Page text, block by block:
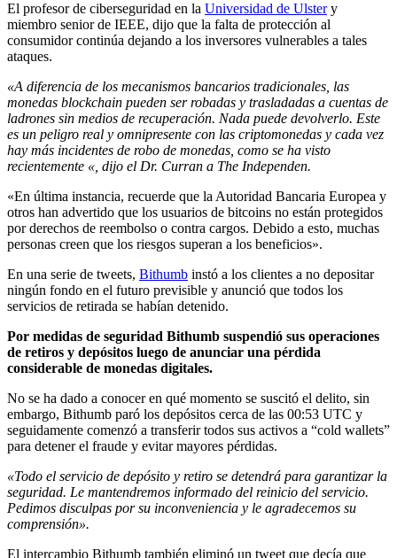
El profesor de ciberseguridad en la Universidad de Ulstery
miembro senior de IEEE, dijo que la falta de protección al
consumidor continúa dejando a los inversores vulnerables a tales
ataques.
«A diferencia de los mecanismos bancarios tradicionales, las
monedas blockchain pueden ser robadas y trasladadas a cuentas de
ladrones sin medios de recuperación. Nada puede devolverlo. Este
es un peligro real y omnipresente con las criptomonedas y cada vez
hay más incidentes de robo de monedas, como se ha visto
recientemente «, dijo el Dr. Curran a The Independen.
«En última instancia, recuerde que la Autoridad Bancaria Europea y
otros han advertido que los usuarios de bitcoins no están protegidos
por derechos de reembolso o contra cargos. Debido a esto, muchas
personas creen que los riesgos superan a los beneficios».
En una serie de tweets, Bithumb instó a los clientes a no depositar
ningún fondo en el futuro previsible y anunció que todos los
servicios de retirada se habían detenido.
Por medidas de seguridad Bithumb suspendió sus operaciones
de retiros y depósitos luego de anunciar una pérdida
considerable de monedas digitales.
No se ha dado a conocer en qué momento se suscitó el delito, sin
embargo, Bithumb paró los depósitos cerca de las 00:53 UTC y
seguidamente comenzó a transferir todos sus activos a “cold wallets”
para detener el fraude y evitar mayores pérdidas.
«Todo el servicio de depósito y retiro se detendrá para garantizar la
seguridad. Le mantendremos informado del reinicio del servicio.
Pedimos disculpas por su inconveniencia y le agradecemos su
comprensión».
El intercambio Bithumb también eliminó un tweet que decía que